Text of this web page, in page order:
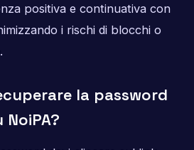
positiva e continuativa con
i rischi di blocchi o
la password